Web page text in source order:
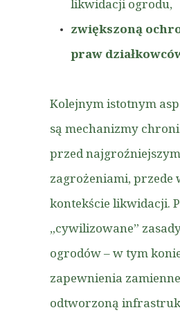
likwidacji ogrodu,
zwiększoną
praw
Kolejnym istotnym
są mechanizmy
przed
zagrożeniami, przede
kontekście likwidacji.
„cywilizowane”
ogrodów – w tym
zapewnienia
odtworzoną